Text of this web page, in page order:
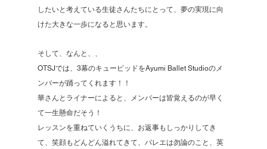
したいと考えている生徒さんたちにとって、夢の実現に向
けた大きな一歩になると思います。
そして、なんと、、
OTSJでは、3幕のキューピッドをAyumi Ballet Studioのメ
ンバーが踊ってくれます！！
華さんとライナーによると、メンバーは皆覚えるのが早く
て一生懸命だそう！
レッスンを重ねていくうちに、お返事もしっかりしてき
て、笑顔もどんどん溢れてきて、バレエは勿論のこと、英